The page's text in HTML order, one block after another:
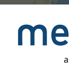
22:10